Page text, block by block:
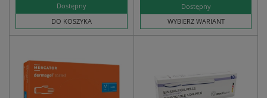
Dostępny
DO KOSZYKA
Dostępny
WYBIERZ WARIANT